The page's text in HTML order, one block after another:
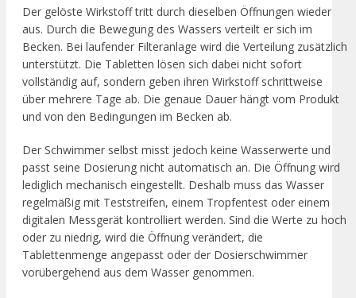
Der gelöste Wirkstoff tritt durch dieselben Öffnungen wieder
aus. Durch die Bewegung des Wassers verteilt er sich im
Becken. Bei laufender Filteranlage wird die Verteilung zusätzlich
unterstützt. Die Tabletten lösen sich dabei nicht sofort
vollständig auf, sondern geben ihren Wirkstoff schrittweise
über mehrere Tage ab. Die genaue Dauer hängt vom Produkt
und von den Bedingungen im Becken ab.
Der Schwimmer selbst misst jedoch keine Wasserwerte und
passt seine Dosierung nicht automatisch an. Die Öffnung wird
lediglich mechanisch eingestellt. Deshalb muss das Wasser
regelmäßig mit Teststreifen, einem Tropfentest oder einem
digitalen Messgerät kontrolliert werden. Sind die Werte zu hoch
oder zu niedrig, wird die Öffnung verändert, die
Tablettenmenge angepasst oder der Dosierschwimmer
vorübergehend aus dem Wasser genommen.